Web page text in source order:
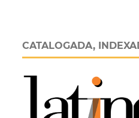
CATALOGADA,